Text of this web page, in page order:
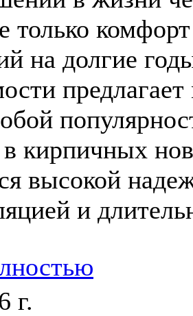
только
на долгие
кирпичных
высокой
и
г.